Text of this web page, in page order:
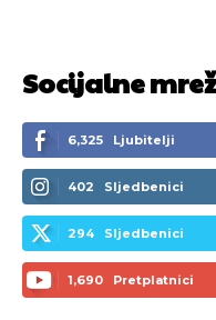
Socijalne
6,325 Ljubitelji
402 Sljedbenici
294 Sljedbenici
1,690 Pretplatnici